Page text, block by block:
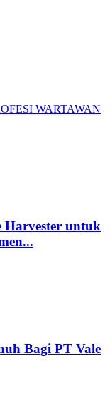
WARTAWAN
untuk
Bagi PT Vale